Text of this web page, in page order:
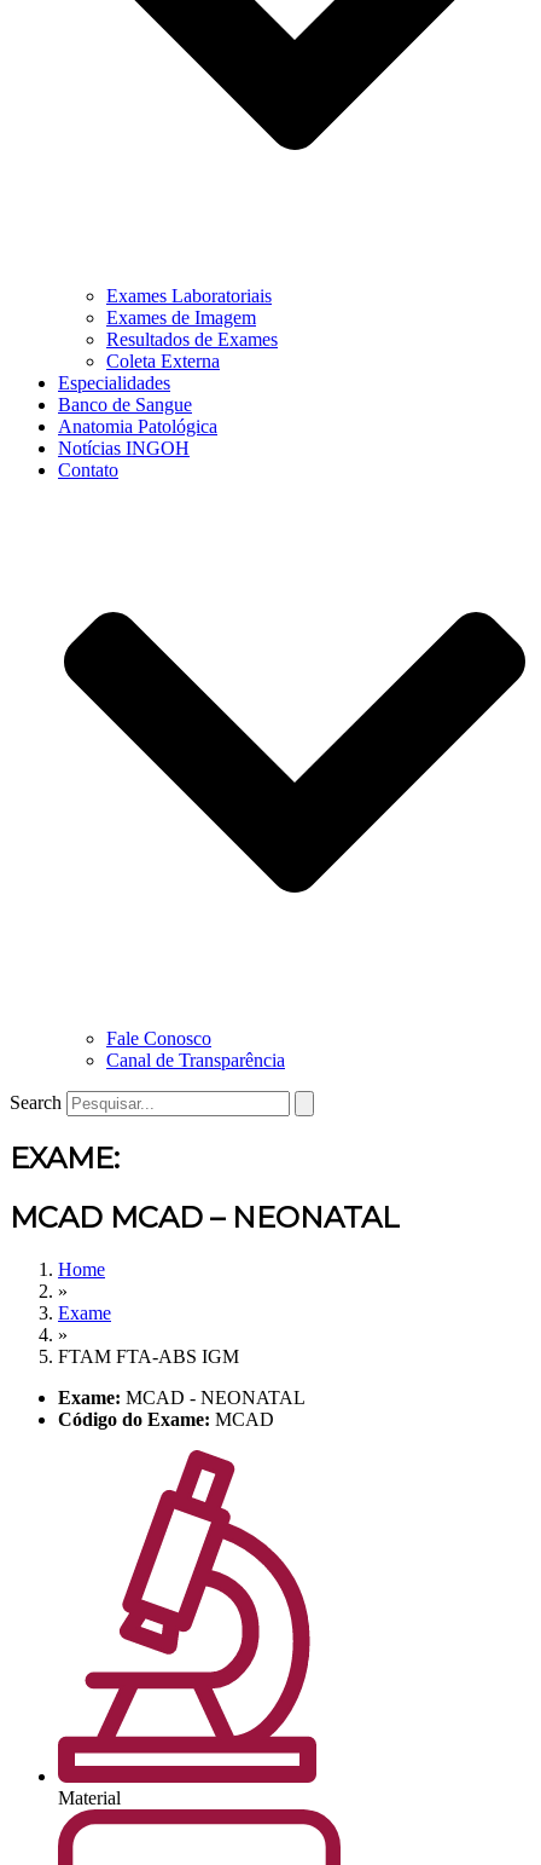
Exames Laboratoriais
Exames de Imagem
Resultados de Exames
Coleta Externa
Especialidades
Banco de Sangue
Anatomia Patológica
Notícias INGOH
Contato
Fale Conosco
Canal de Transparência
Search
EXAME:
MCAD MCAD – NEONATAL
Home
»
Exame
»
FTAM FTA-ABS IGM
Exame: MCAD - NEONATAL
Código do Exame: MCAD
Material